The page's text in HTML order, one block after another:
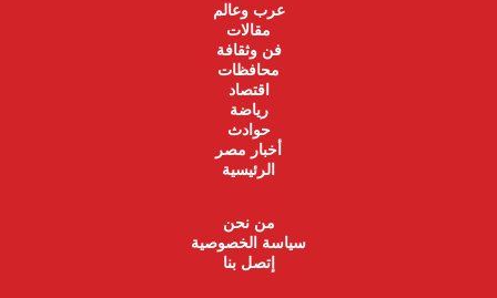
عرب وعالم
مقالات
فن وثقافة
محافظات
اقتصاد
رياضة
حوادث
أخبار مصر
الرئيسية
من نحن
سياسة الخصوصية
إتصل بنا